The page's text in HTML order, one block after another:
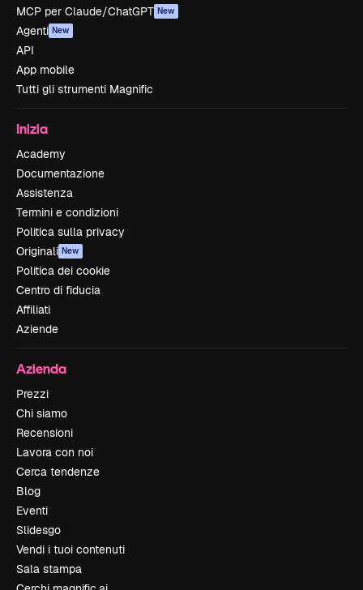
MCP per Claude/ChatGPT New
Agenti New
API
App mobile
Tutti gli strumenti Magnific
Inizia
Academy
Documentazione
Assistenza
Termini e condizioni
Politica sulla privacy
Originali New
Politica dei cookie
Centro di fiducia
Affiliati
Aziende
Azienda
Prezzi
Chi siamo
Recensioni
Lavora con noi
Cerca tendenze
Blog
Eventi
Slidesgo
Vendi i tuoi contenuti
Sala stampa